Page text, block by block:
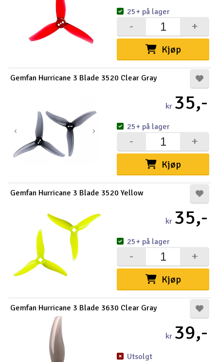
Kjøp
+
-
25+ på lager
Gemfan Hurricane 3 Blade 3520 Clear Gray
kr 35,-
Kjøp
+
-
25+ på lager
Gemfan Hurricane 3 Blade 3520 Yellow
kr 35,-
Kjøp
+
-
25+ på lager
Gemfan Hurricane 3 Blade 3630 Clear Gray
kr 39,-
Utsolgt